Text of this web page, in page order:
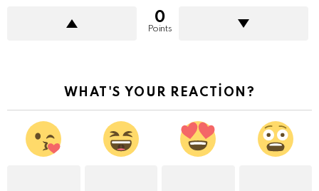
0
Points
WHAT'S YOUR REACTION?